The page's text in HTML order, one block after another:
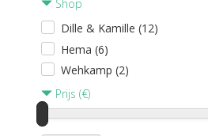
Shop
Dille & Kamille (12)
Hema (6)
Wehkamp (2)
Prijs (€)